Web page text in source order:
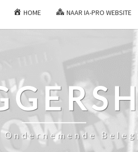
HOME NAAR IA-PRO WEBSITE
Ondernemende